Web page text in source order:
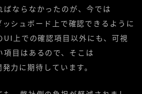
ばならなかったのが、今では
シュボード上で確認できるように
UI上での確認項目以外にも、可視
目はあるので、そこは
力に期待しています。